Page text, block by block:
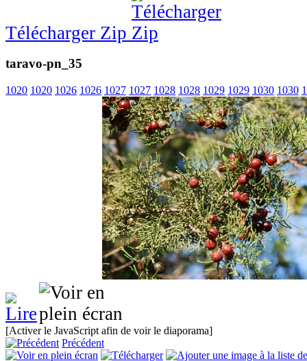
Télécharger Zip
taravo-pn_35
1020 1020 1026 1026 1027 1027 1028 1028 1029 1029 1030 1030
[Activer le JavaScript afin de voir le diaporama]
Précédent